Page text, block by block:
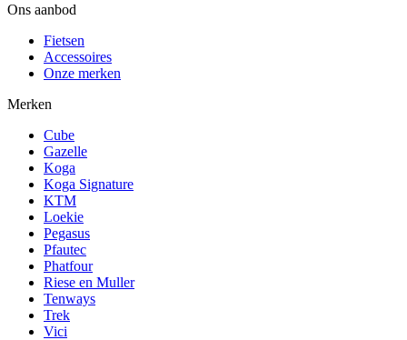
Ons aanbod
Fietsen
Accessoires
Onze merken
Merken
Cube
Gazelle
Koga
Koga Signature
KTM
Loekie
Pegasus
Pfautec
Phatfour
Riese en Muller
Tenways
Trek
Vici